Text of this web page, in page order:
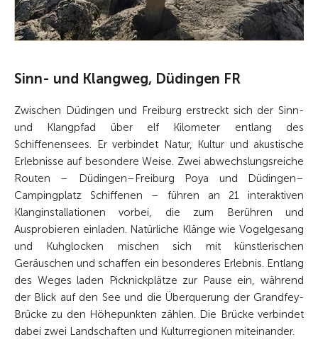
Sinn- und Klangweg, Düdingen FR
Zwischen Düdingen und Freiburg erstreckt sich der Sinn-
und Klangpfad über elf Kilometer entlang des
Schiffenensees. Er verbindet Natur, Kultur und akustische
Erlebnisse auf besondere Weise. Zwei abwechslungsreiche
Routen – Düdingen–Freiburg Poya und Düdingen–
Campingplatz Schiffenen – führen an 21 interaktiven
Klanginstallationen vorbei, die zum Berühren und
Ausprobieren einladen. Natürliche Klänge wie Vogelgesang
und Kuhglocken mischen sich mit künstlerischen
Geräuschen und schaffen ein besonderes Erlebnis. Entlang
des Weges laden Picknickplätze zur Pause ein, während
der Blick auf den See und die Überquerung der Grandfey-
Brücke zu den Höhepunkten zählen. Die Brücke verbindet
dabei zwei Landschaften und Kulturregionen miteinander.